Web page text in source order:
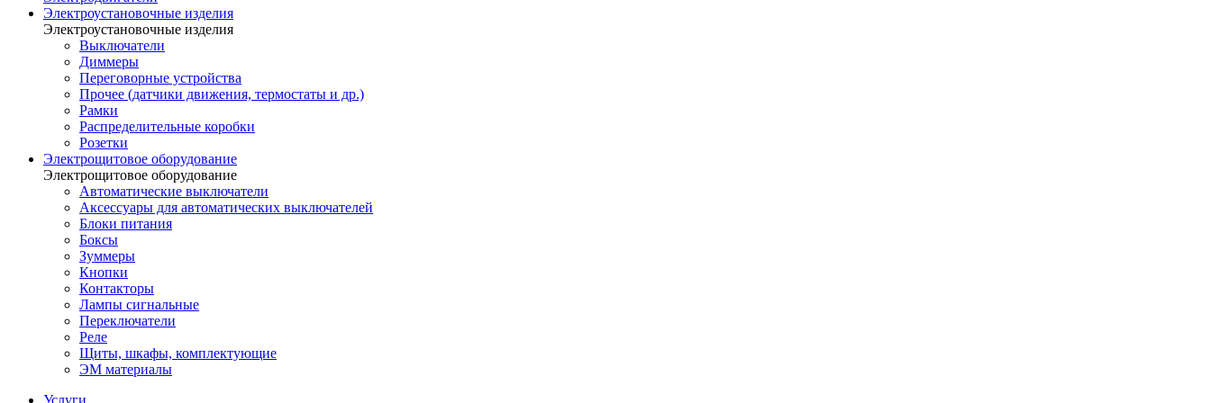
Электроустановочные изделия
Электроустановочные изделия
Выключатели
Диммеры
Переговорные устройства
Прочее (датчики движения, термостаты и др.)
Рамки
Распределительные коробки
Розетки
Электрощитовое оборудование
Электрощитовое оборудование
Автоматические выключатели
Аксессуары для автоматических выключателей
Блоки питания
Боксы
Зуммеры
Кнопки
Контакторы
Лампы сигнальные
Переключатели
Реле
Щиты, шкафы, комплектующие
ЭМ материалы
Услуги